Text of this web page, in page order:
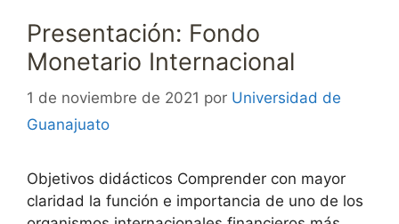
Presentación: Fondo
Monetario Internacional
1 de noviembre de 2021 por Universidad de
Guanajuato
Objetivos didácticos Comprender con mayor
claridad la función e importancia de uno de los